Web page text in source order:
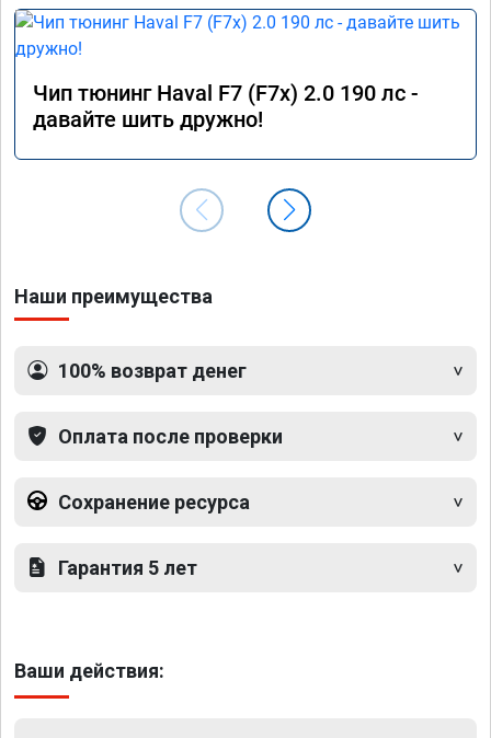
Чип тюнинг Haval F7 (F7x) 2.0 190 лс -
давайте шить дружно!
Наши преимущества
100% возврат денег
Оплата после проверки
Сохранение ресурса
Гарантия 5 лет
Ваши действия: